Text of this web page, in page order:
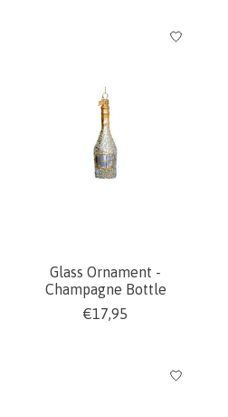
Glass Ornament -
Champagne Bottle
€17,95